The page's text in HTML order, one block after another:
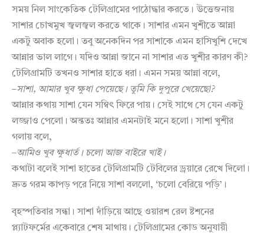
সময় নিল সাংকেতিক টেলিগ্রামের পাঠোদ্ধার করতে। উত্তেজনায়
সাশার চোখমুখ জ্বলজ্বল করতে থাকে। সাশার এমন খুশীতে আন্না
একটু অবাক হলো। তবু অনেকদিন পর সাশাকে এমন হাসিখুশি দেখে
আন্নার ভাল লাগে। যদিও আন্না জানে না সাশার এত খুশীর কারণ কী?
টেলিগ্রামটি তখনও সাশার হাতে ধরা। এমন সময় আন্না বলে,
–সাশা, আমার খুব ক্ষুধা পেয়েছে। তুমি কি দুপুরে খেয়েছো?
আন্নার কথায় সাশা যেন সম্বিৎ ফিরে পায়। সেই সাথে সে যেন একটু
লজ্জাও পেলো। অন্ততঃ আন্নার এমনটাই মনে হলো। সাশা খুশীর
গলায় বলে,
–আমিও খুব ক্ষুধার্ত। চলো আজ বাইরে খাই।
কথাটা বলেই সাশা হাতের টেলিগ্রামটি টেবিলের ড্রয়ারে রেখে দিলো।
দ্রুত গরম কাপড় পরে নিয়ে সাশা বললো, ‘চলো বেরিয়ে পড়ি’।
বৃহস্পতিবার সন্ধা। সাশা দাঁড়িয়ে আছে ওয়ারশ রেল ষ্টশনের
প্ল্যাটফর্মের একেবারে শেষ মাথায়। টেলিগ্রামের কোড অনুযায়ী